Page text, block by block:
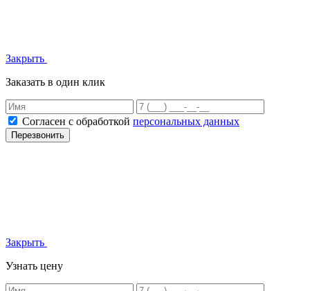
Закрыть
Заказать в один клик
Согласен с обработкой персональных данных
Перезвонить
Закрыть
Узнать цену